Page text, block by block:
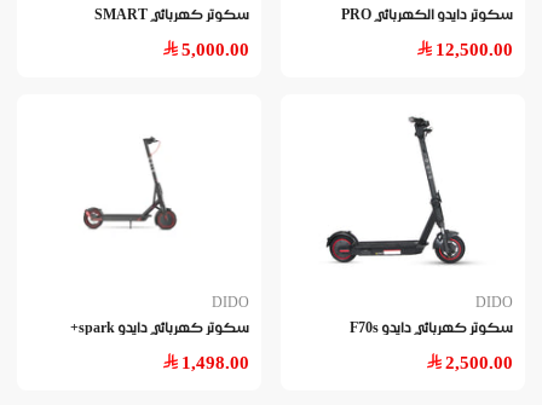
سكوتر دايدو الكهربائي PRO
12,500.00
سكوتر كهربائي SMART
5,000.00
DIDO
سكوتر كهربائي دايدو F70s
2,500.00
DIDO
سكوتر كهربائي دايدو spark+
1,498.00